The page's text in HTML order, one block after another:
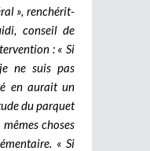
», renchérit-
conseil de
: « Si
ne suis pas
en aurait un
du parquet
choses
« Si